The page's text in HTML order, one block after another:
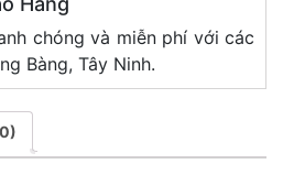
chóng và miễn phí với các
Bàng, Tây Ninh.